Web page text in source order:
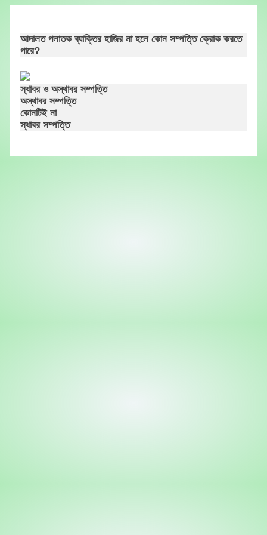
content
আদালত পলাতক ব্যাক্তির হাজির না হলে কোন সম্পত্তি ক্রোক করতে
পারে?
স্থাবর ও অস্থাবর সম্পত্তি
অস্থাবর সম্পত্তি
কোনটিই না
স্থাবর সম্পত্তি